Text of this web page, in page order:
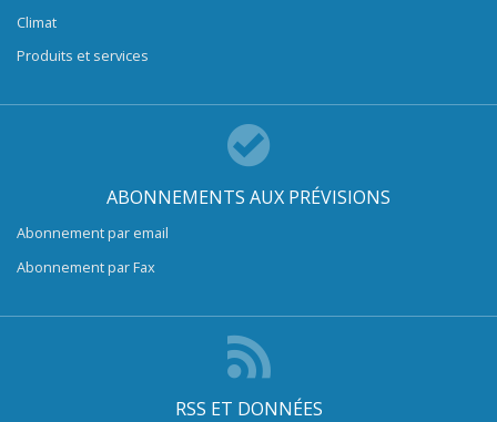
Climat
Produits et services
ABONNEMENTS AUX PRÉVISIONS
Abonnement par email
Abonnement par Fax
RSS ET DONNÉES